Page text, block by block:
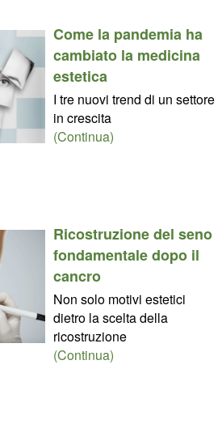
Come la pandemia ha
cambiato la medicina
estetica
I tre nuovi trend di un settore
in crescita
(Continua)
Ricostruzione del seno
fondamentale dopo il
cancro
Non solo motivi estetici
dietro la scelta della
ricostruzione
(Continua)